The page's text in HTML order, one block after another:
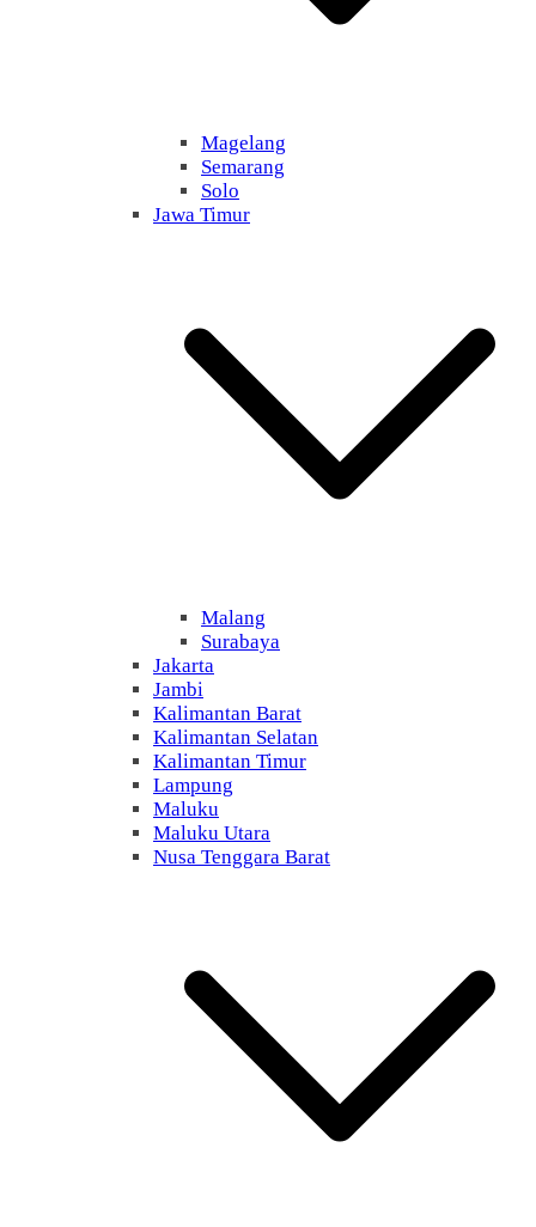
Magelang
Semarang
Solo
Jawa Timur
Malang
Surabaya
Jakarta
Jambi
Kalimantan Barat
Kalimantan Selatan
Kalimantan Timur
Lampung
Maluku
Maluku Utara
Nusa Tenggara Barat